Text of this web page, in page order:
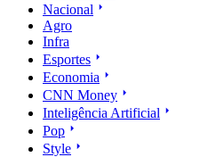
Nacional
Agro
Infra
Esportes
Economia
CNN Money
Inteligência Artificial
Pop
Style